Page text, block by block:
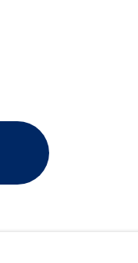
院の資料請求
内」の請求